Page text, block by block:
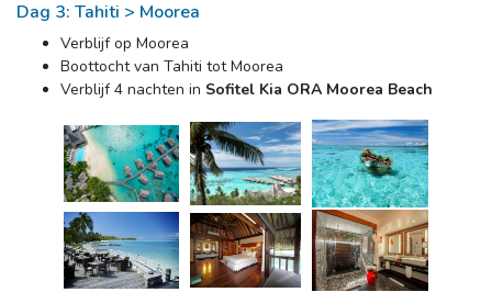
Dag 3: Tahiti > Moorea
Verblijf op Moorea
Boottocht van Tahiti tot Moorea
Verblijf 4 nachten in Sofitel Kia ORA Moorea Beach